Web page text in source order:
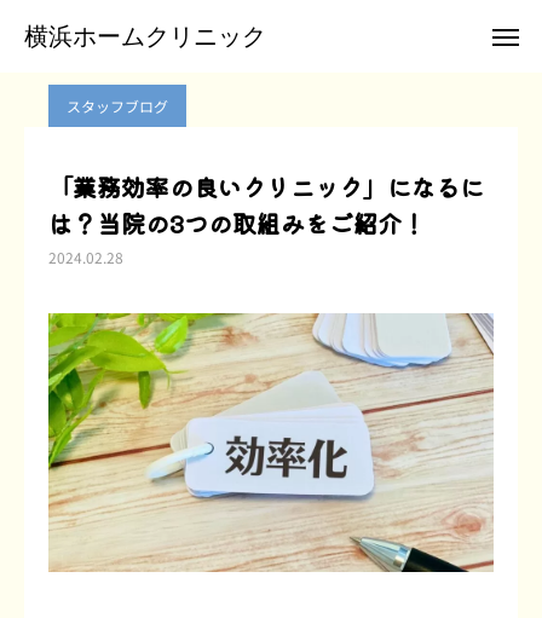
横浜ホームクリニック
ブログ スタッフブログ 「業務効率の良いクリニック」になるには？当院の3つの取組みをご紹介！
スタッフブログ
「業務効率の良いクリニック」になるに
は？当院の3つの取組みをご紹介！
2024.02.28
横浜ホームクリニック
クリニックTwitter
訪問診療のご案内
患者様のご紹介
お申込み
お問合せ